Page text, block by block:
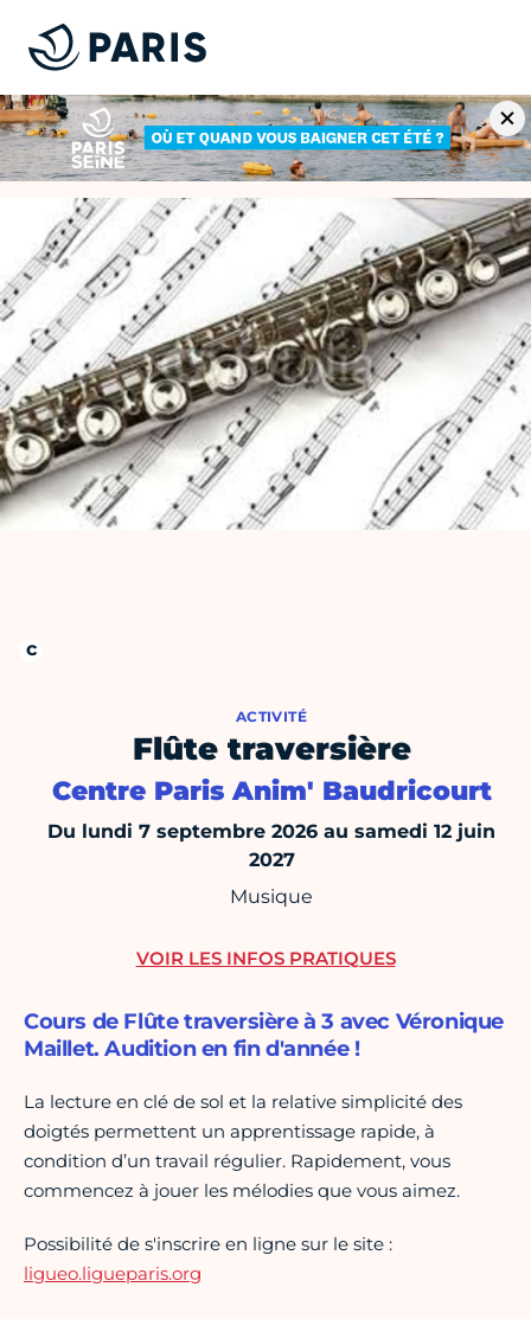
ACTIVITÉ
Flûte traversière
Centre Paris Anim' Baudricourt
Du lundi 7 septembre 2026 au samedi 12 juin
2027
Musique
Cours de Flûte traversière à 3 avec Véronique
Maillet. Audition en fin d'année !
La lecture en clé de sol et la relative simplicité des
doigtés permettent un apprentissage rapide, à
condition d’un travail régulier. Rapidement, vous
commencez à jouer les mélodies que vous aimez.
Possibilité de s'inscrire en ligne sur le site :
ligueo.ligueparis.org
VOIR LES INFOS PRATIQUES